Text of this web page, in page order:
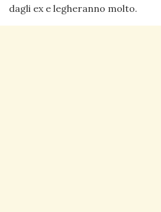
dagli ex e legheranno molto.